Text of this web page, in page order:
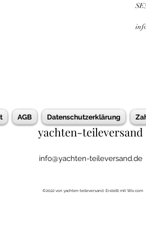
AGB Datenschutzerklärung
yachten-teileversand
info@yachten-teileversand.de
©2022 von yachten-teileversand. Erstellt mit Wix.com